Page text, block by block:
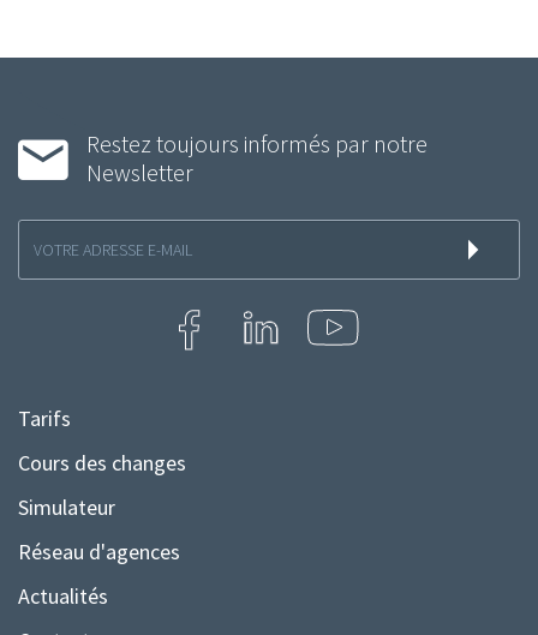
Restez toujours informés par notre
Newsletter
la
Menu
Pied
page
Tarifs
Cours des changes
Simulateur
Réseau d'agences
Actualités